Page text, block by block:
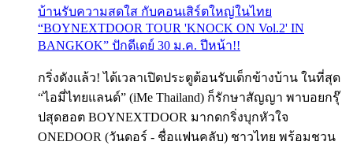
บ้านรับความสดใส กับคอนเสิร์ตใหญ่ในไทย
“BOYNEXTDOOR TOUR 'KNOCK ON Vol.2' IN
BANGKOK” ปักดีเดย์ 30 ม.ค. ปีหน้า!!
กริ่งดังแล้ว! ได้เวลาเปิดประตูต้อนรับเด็กข้างบ้าน ในที่สุด
“ไอมี่ไทยแลนด์” (iMe Thailand) ก็รักษาสัญญา พาบอยกรุ๊
ปสุดฮอต BOYNEXTDOOR มากดกริ่งบุกหัวใจ
ONEDOOR (วันดอร์ - ชื่อแฟนคลับ) ชาวไทย พร้อมชวน